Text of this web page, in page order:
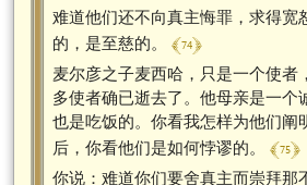
难道他们还不向真主悔罪，求得宽
的，是至慈的。 ﴾ 74 ﴿
麦尔彦之子麦西哈，只是一个使者
多使者确已逝去了。他母亲是一个
也是吃饭的。你看我怎样为他们阐
后，你看他们是如何悖谬的。 ﴾ 75 ﴿
你说：难道你们要舍真主而崇拜那